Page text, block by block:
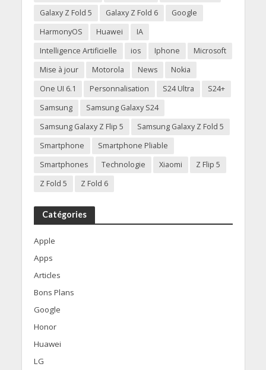
Galaxy Z Fold 5
Galaxy Z Fold 6
Google
HarmonyOS
Huawei
IA
Intelligence Artificielle
ios Iphone
Microsoft
Mise à jour
Motorola News
Nokia
One UI 6.1
Personnalisation S24 Ultra
S24+
Samsung
Samsung Galaxy S24
Samsung Galaxy Z Flip 5
Samsung Galaxy Z Fold 5
Smartphone
Smartphone Pliable
Smartphones
Technologie Xiaomi
Z Flip 5
Z Fold 5
Z Fold 6
Catégories
Apple
Apps
Articles
Bons Plans
Google
Honor
Huawei
LG